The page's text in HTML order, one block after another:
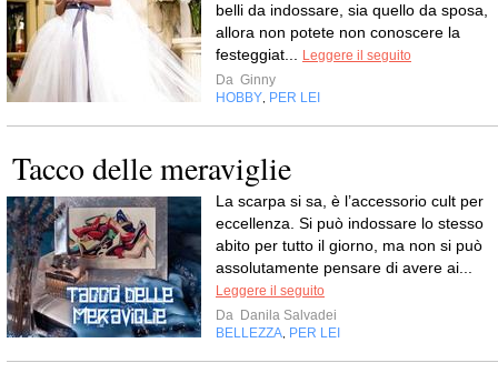
belli da indossare, sia quello da sposa,
allora non potete non conoscere la
festeggiat...
Leggere il seguito
Da Ginny
HOBBY PER LEI
Tacco delle meraviglie
La scarpa si sa, è l’accessorio cult per
eccellenza. Si può indossare lo stesso
abito per tutto il giorno, ma non si può
assolutamente pensare di avere ai...
Leggere il seguito
Da Danila Salvadei
BELLEZZA PER LEI